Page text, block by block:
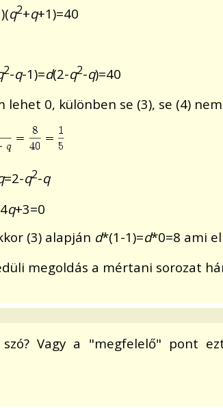
q2+q+1)=40
2-q-1)=d(2-q2-q)=40
0, különben se (3), se (4)
=2-q2-q
q+3=0
(3) alapján d*(1-1)=d*0=8 ami
megoldás a mértani sorozat
Vagy a "megfelelő" pont